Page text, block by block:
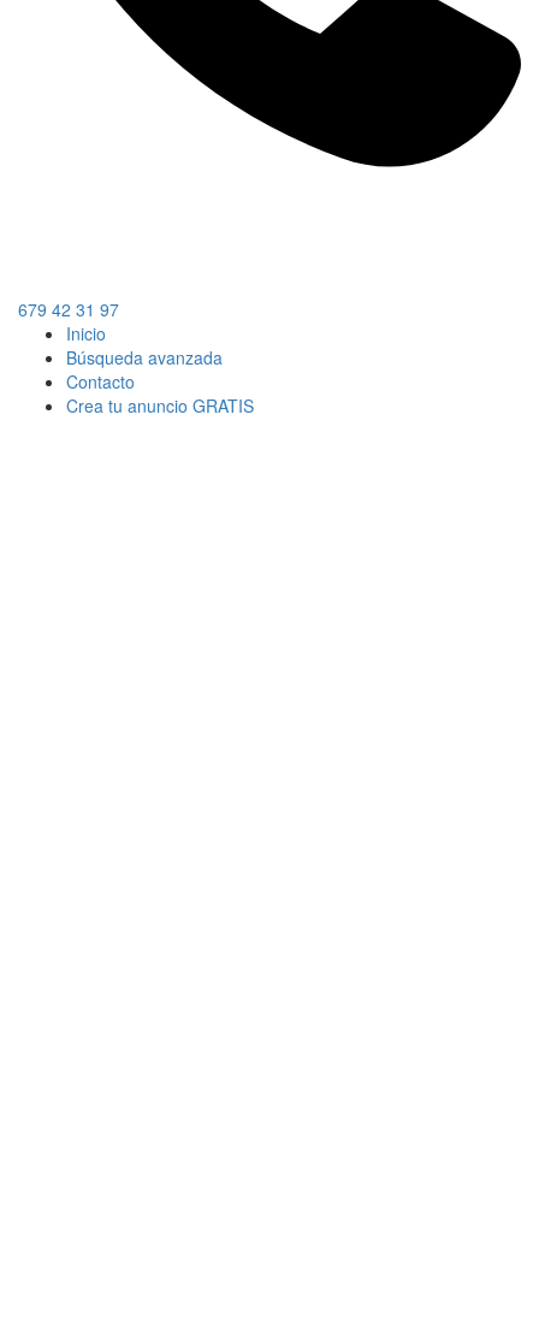
679 42 31 97
Inicio
Búsqueda avanzada
Contacto
Crea tu anuncio GRATIS